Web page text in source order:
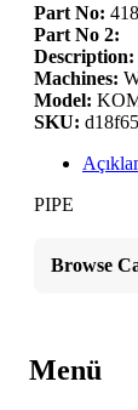
Part No:
Part No 2:
Description:
Machines:
Model:
SKU:
PIPE
Browse
Menü